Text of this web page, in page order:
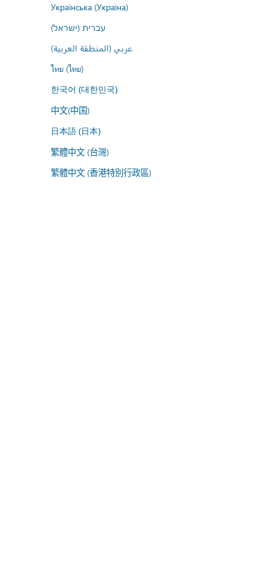
Українська (Україна)
עברית (ישראל)
عربي (المنطقة العربية)
ไทย (ไทย)
한국어 (대한민국)
中文(中国)
日本語 (日本)
繁體中文 (台灣)
繁體中文 (香港特別行政區)